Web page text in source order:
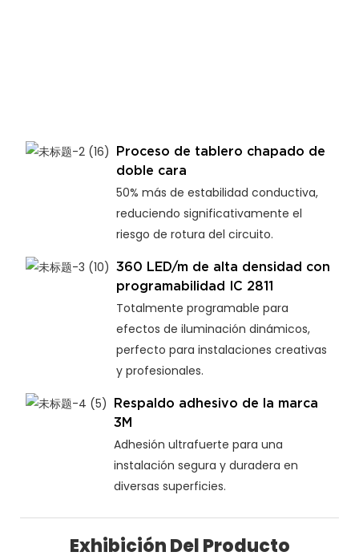
Proceso de tablero chapado de
doble cara
50% más de estabilidad conductiva,
reduciendo significativamente el
riesgo de rotura del circuito.
360 LED/m de alta densidad con
programabilidad IC 2811
Totalmente programable para
efectos de iluminación dinámicos,
perfecto para instalaciones creativas
y profesionales.
Respaldo adhesivo de la marca
3M
Adhesión ultrafuerte para una
instalación segura y duradera en
diversas superficies.
Exhibición Del Producto